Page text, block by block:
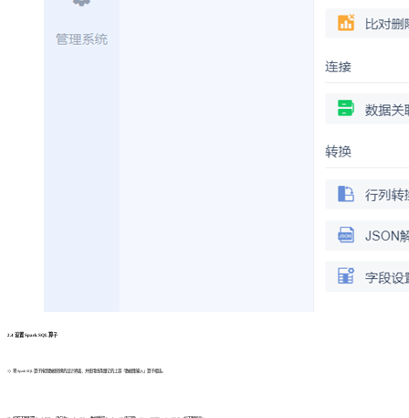
2.4 设置 Spark SQL 算子
1）将 Spark SQL 算子拖到数据转换的设计界面，并使用线条跟它的上游「数据集输入」算子相连。